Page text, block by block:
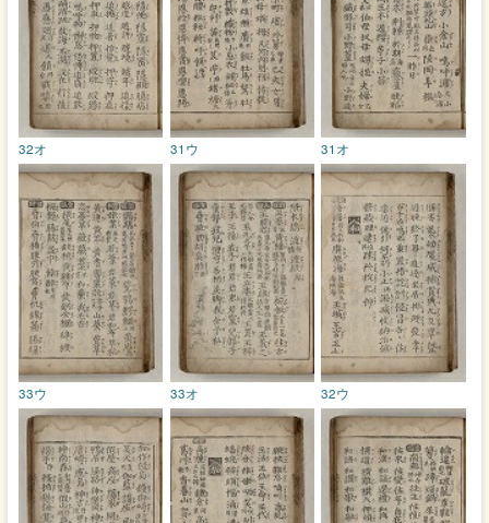
31オ
31ウ
32オ
32ウ
33オ
33ウ